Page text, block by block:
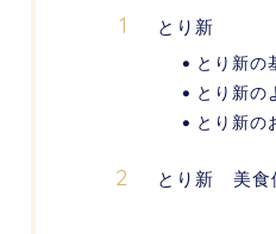
とり新
とり新の
とり新の
とり新の
とり新 美食